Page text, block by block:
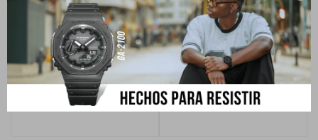
Reloj G-Shock Casio para
hombre GA-2300FL-4ADR
259,25 USD 305,00
Reloj Casio Cuero Dama LTP-
1393L - 7A2
USD 106,25 USD